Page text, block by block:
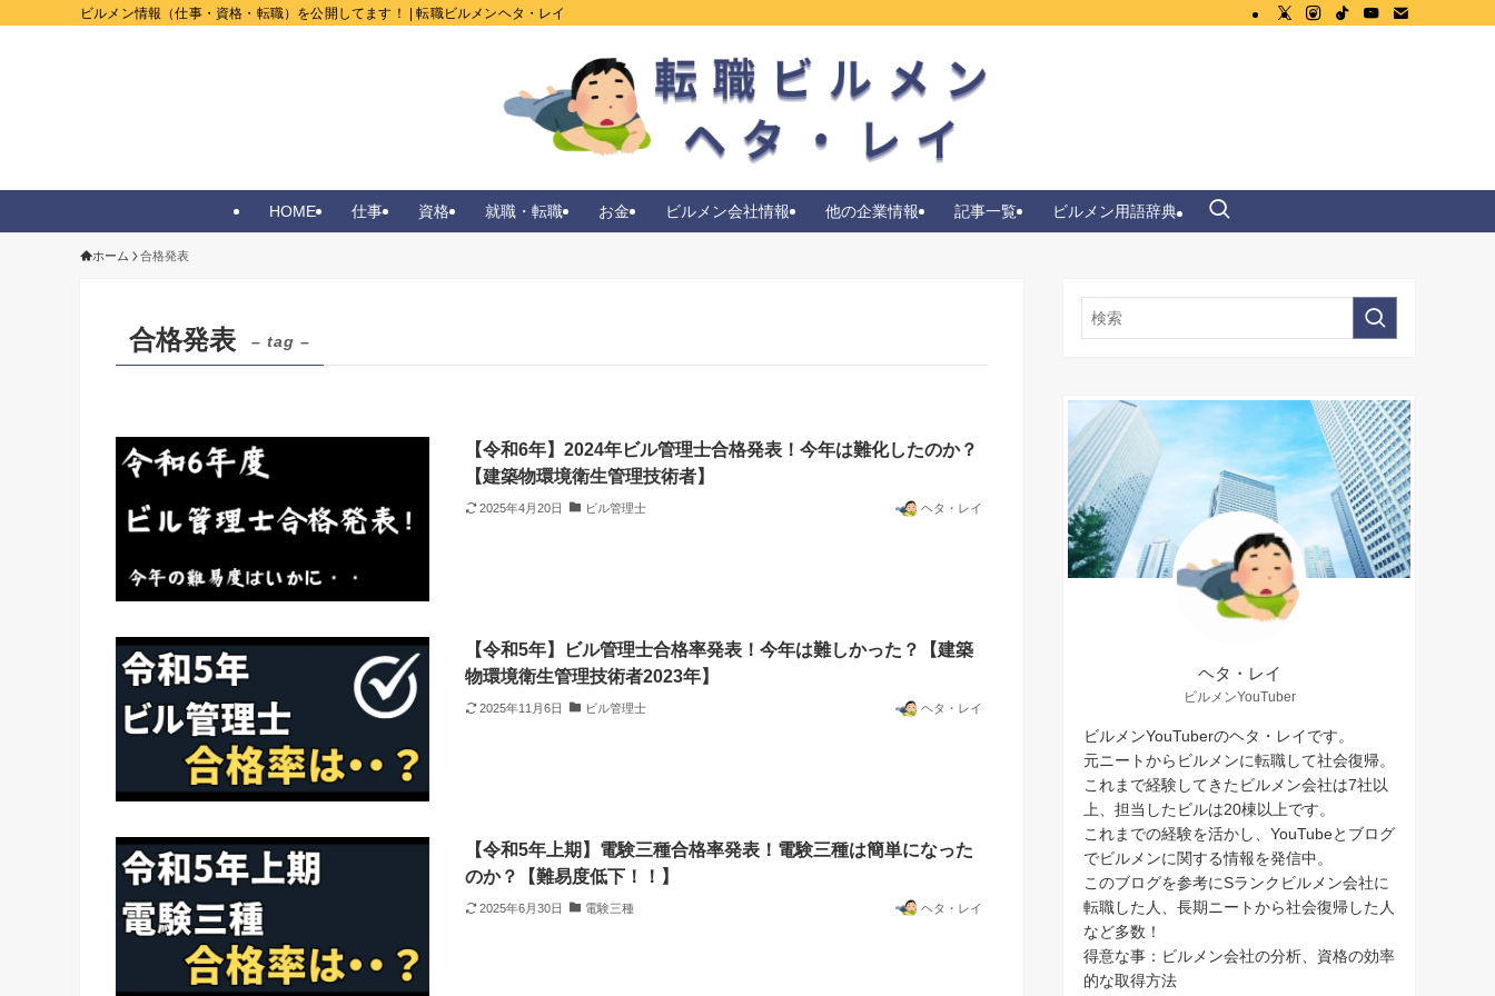
ビルメン情報（仕事・資格・転職）を公開してます！ | 転職ビルメンヘタ・レイ
HOME 仕事 資格 就職・転職 お金 ビルメン会社情報 他の企業情報 記事一覧 ビルメン用語辞典
ホーム 合格発表
合格発表 – tag –
【令和6年】2024年ビル管理士合格発表！今年は難化したのか？
【建築物環境衛生管理技術者】
2025年4月20日 ビル管理士 ヘタ・レイ
【令和5年】ビル管理士合格率発表！今年は難しかった？【建築
物環境衛生管理技術者2023年】
2025年11月6日 ビル管理士 ヘタ・レイ
【令和5年上期】電験三種合格率発表！電験三種は簡単になった
のか？【難易度低下！！】
2025年6月30日 電験三種 ヘタ・レイ
ヘタ・レイ
ビルメンYouTuber
ビルメンYouTuberのヘタ・レイです。
元ニートからビルメンに転職して社会復帰。
これまで経験してきたビルメン会社は7社以
上、担当したビルは20棟以上です。
これまでの経験を活かし、YouTubeとブログ
でビルメンに関する情報を発信中。
このブログを参考にSランクビルメン会社に
転職した人、長期ニートから社会復帰した人
など多数！
得意な事：ビルメン会社の分析、資格の効率
的な取得方法